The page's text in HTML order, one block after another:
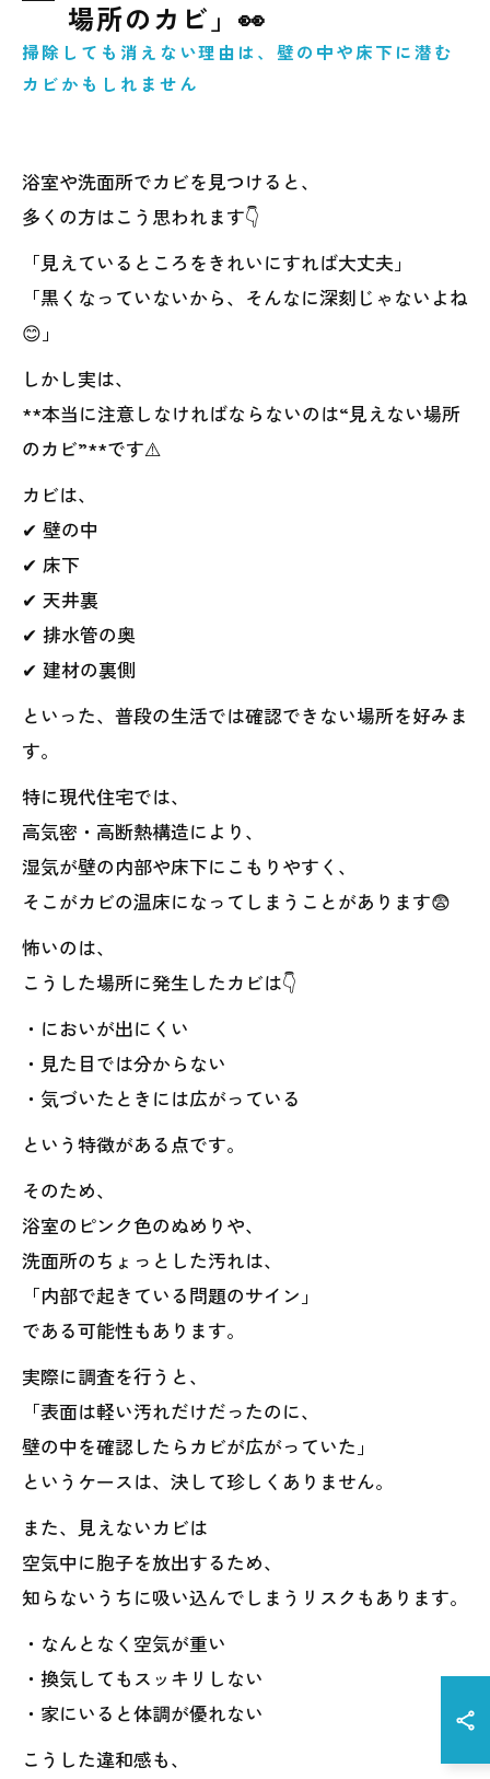
場所のカビ」👀
掃除しても消えない理由は、壁の中や床下に潜む
カビかもしれません
浴室や洗面所でカビを見つけると、
多くの方はこう思われます👇
「見えているところをきれいにすれば大丈夫」
「黒くなっていないから、そんなに深刻じゃないよね
😊」
しかし実は、
**本当に注意しなければならないのは“見えない場所
のカビ”**です⚠️
カビは、
✔ 壁の中
✔ 床下
✔ 天井裏
✔ 排水管の奥
✔ 建材の裏側
といった、普段の生活では確認できない場所を好みま
す。
特に現代住宅では、
高気密・高断熱構造により、
湿気が壁の内部や床下にこもりやすく、
そこがカビの温床になってしまうことがあります😨
怖いのは、
こうした場所に発生したカビは👇
・においが出にくい
・見た目では分からない
・気づいたときには広がっている
という特徴がある点です。
そのため、
浴室のピンク色のぬめりや、
洗面所のちょっとした汚れは、
「内部で起きている問題のサイン」
である可能性もあります。
実際に調査を行うと、
「表面は軽い汚れだけだったのに、
壁の中を確認したらカビが広がっていた」
というケースは、決して珍しくありません。
また、見えないカビは
空気中に胞子を放出するため、
知らないうちに吸い込んでしまうリスクもあります。
・なんとなく空気が重い
・換気してもスッキリしない
・家にいると体調が優れない
こうした違和感も、